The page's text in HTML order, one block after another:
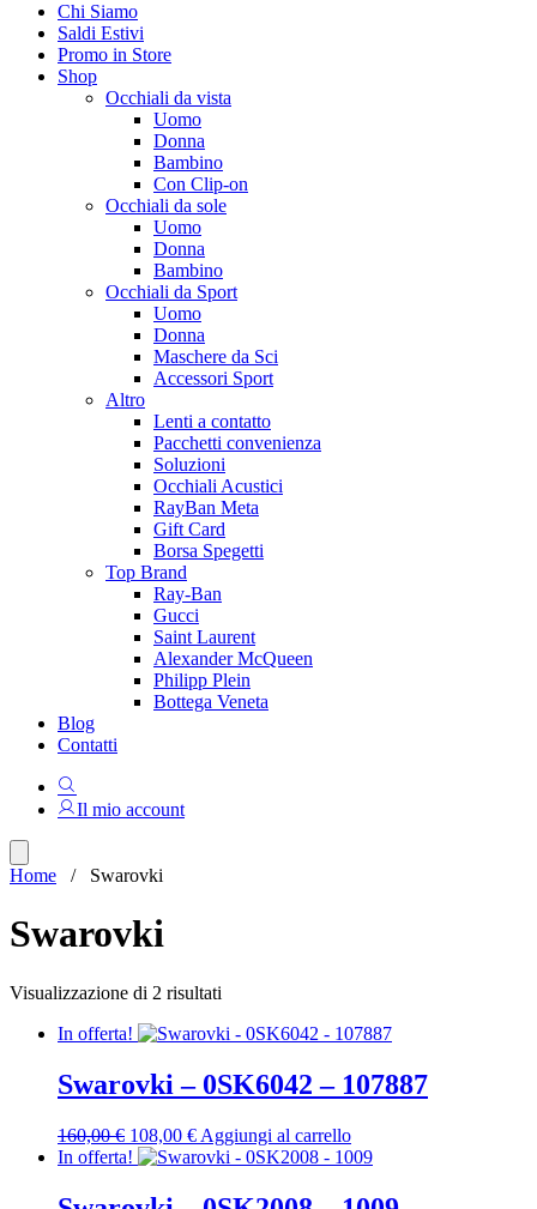
Chi Siamo
Saldi Estivi
Promo in Store
Shop
Occhiali da vista
Uomo
Donna
Bambino
Con Clip-on
Occhiali da sole
Uomo
Donna
Bambino
Occhiali da Sport
Uomo
Donna
Maschere da Sci
Accessori Sport
Altro
Lenti a contatto
Pacchetti convenienza
Soluzioni
Occhiali Acustici
RayBan Meta
Gift Card
Borsa Spegetti
Top Brand
Ray-Ban
Gucci
Saint Laurent
Alexander McQueen
Philipp Plein
Bottega Veneta
Blog
Contatti
Il mio account
Home / Swarovki
Swarovki
Visualizzazione di 2 risultati
base
più
recente
In offerta!
Swarovki – 0SK6042 – 107887
160,00€ Il
prezzo
era:
108,00 €Il
prezzo
è:
Aggiungi al carrello
In offerta!